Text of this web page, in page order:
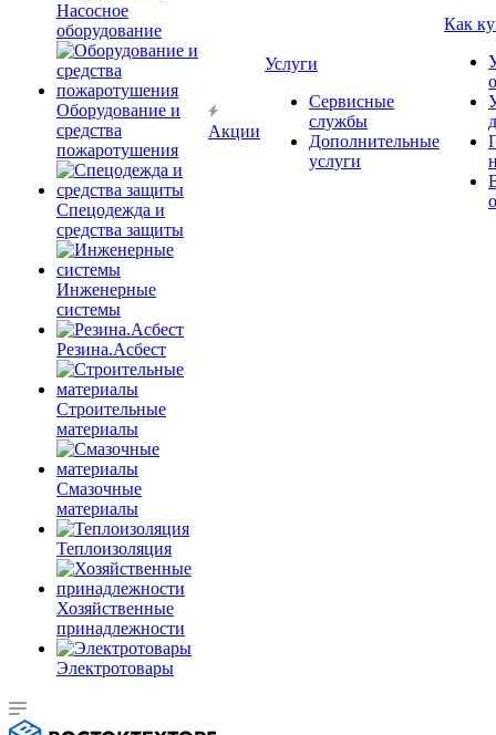
Насосное
оборудование
Оборудование и
средства
пожаротушения
Спецодежда и
средства защиты
Инженерные
системы
Резина.Асбест
Строительные
материалы
Смазочные
материалы
Теплоизоляция
Хозяйственные
принадлежности
Электротовары
Акции
Услуги
Сервисные
службы
Дополнительные
услуги
Как